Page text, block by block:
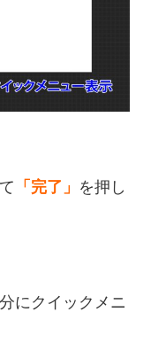
「完了」 を押し
にクイックメニ